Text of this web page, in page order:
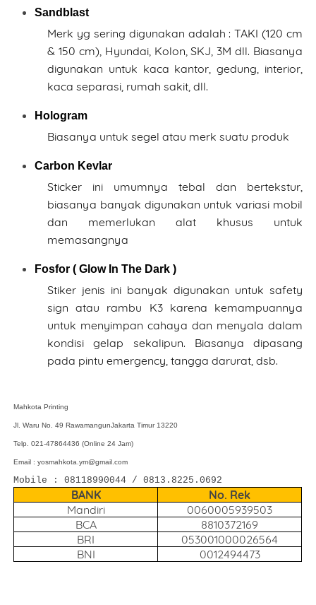
Sandblast
Merk yg sering digunakan adalah : TAKI (120 cm
& 150 cm), Hyundai, Kolon, SKJ, 3M dll. Biasanya
digunakan untuk kaca kantor, gedung, interior,
kaca separasi, rumah sakit, dll.
Hologram
Biasanya untuk segel atau merk suatu produk
Carbon Kevlar
Sticker ini umumnya tebal dan bertekstur,
biasanya banyak digunakan untuk variasi mobil
dan memerlukan alat khusus untuk
memasangnya
Fosfor ( Glow In The Dark )
Stiker jenis ini banyak digunakan untuk safety
sign atau rambu K3 karena kemampuannya
untuk menyimpan cahaya dan menyala dalam
kondisi gelap sekalipun. Biasanya dipasang
pada pintu emergency, tangga darurat, dsb.
Mahkota Printing
Jl. Waru No. 49 RawamangunJakarta Timur 13220
Telp. 021-47864436 (Online 24 Jam)
Email : yosmahkota.ym@gmail.com
Mobile : 08118990044 / 0813.8225.0692
BANK
No. Rek
Mandiri
0060005939503
BCA
8810372169
BRI
053001000026564
BNI
0012494473
Order ini membutuhkan aplikasi whatsapp.
ORDER NOW